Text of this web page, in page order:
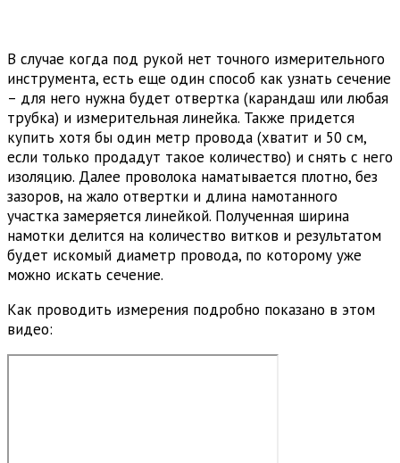
В случае когда под рукой нет точного измерительного
инструмента, есть еще один способ как узнать сечение
– для него нужна будет отвертка (карандаш или любая
трубка) и измерительная линейка. Также придется
купить хотя бы один метр провода (хватит и 50 см,
если только продадут такое количество) и снять с него
изоляцию. Далее проволока наматывается плотно, без
зазоров, на жало отвертки и длина намотанного
участка замеряется линейкой. Полученная ширина
намотки делится на количество витков и результатом
будет искомый диаметр провода, по которому уже
можно искать сечение.
Как проводить измерения подробно показано в этом
видео: